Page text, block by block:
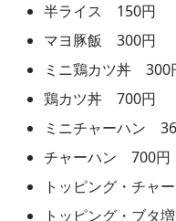
半ライス 150円
マヨ豚飯 300円
ミニ鶏カツ丼 300
鶏カツ丼 700円
ミニチャーハン
チャーハン 700円
トッピング・チャ
トッピング・ブタ